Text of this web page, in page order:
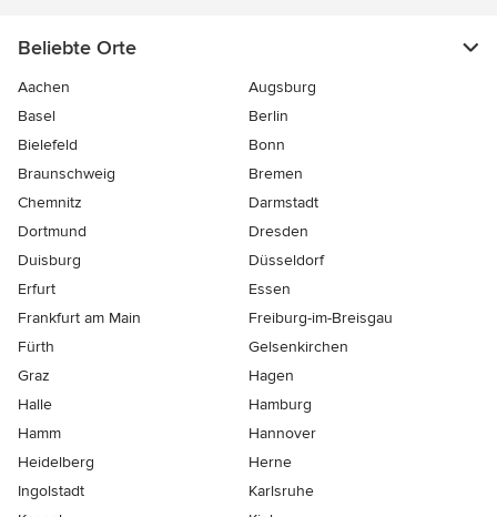
Beliebte Orte
Aachen
Augsburg
Basel
Berlin
Bielefeld
Bonn
Braunschweig
Bremen
Chemnitz
Darmstadt
Dortmund
Dresden
Duisburg
Düsseldorf
Erfurt
Essen
Frankfurt am Main
Freiburg-im-Breisgau
Fürth
Gelsenkirchen
Graz
Hagen
Halle
Hamburg
Hamm
Hannover
Heidelberg
Herne
Ingolstadt
Karlsruhe